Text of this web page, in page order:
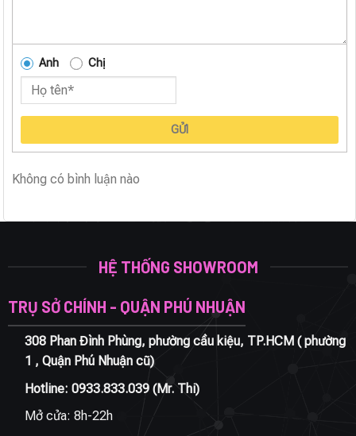
Anh Chị
GỬI
Không có bình luận nào
HỆ THỐNG SHOWROOM
TRỤ SỞ CHÍNH - QUẬN PHÚ NHUẬN
308 Phan Đình Phùng, phường cầu kiệu, TP.HCM ( phường
1 , Quận Phú Nhuận cũ)
Hotline: 0933.833.039(Mr. Thi)
Mở cửa: 8h-22h